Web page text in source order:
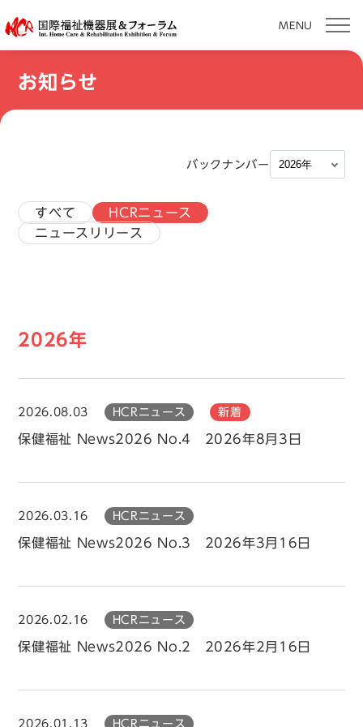
移
MENU
お知らせ
すべて
HCRニュース
ニュースリリース
バックナンバー
2026年
2026.08.03 HCRニュース 新着
保健福祉 News2026 No.4 2026年8月3日
2026.03.16 HCRニュース
保健福祉 News2026 No.3 2026年3月16日
2026.02.16 HCRニュース
保健福祉 News2026 No.2 2026年2月16日
2026.01.13 HCRニュース